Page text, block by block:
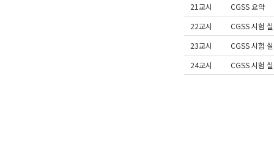
21교시
CGSS 요약
22교시
CGSS 시험
23교시
CGSS 시험
24교시
CGSS 시험